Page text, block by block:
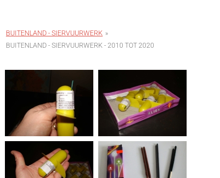
BUITENLAND - SIERVUURWERK »
BUITENLAND - SIERVUURWERK - 2010 TOT 2020